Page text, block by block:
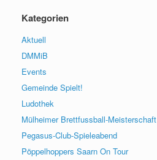
Kategorien
Aktuell
DMMiB
Events
Gemeinde Spielt!
Ludothek
Mülheimer Brettfussball-Meisterschaft
Pegasus-Club-Spieleabend
Pöppelhoppers Saarn On Tour